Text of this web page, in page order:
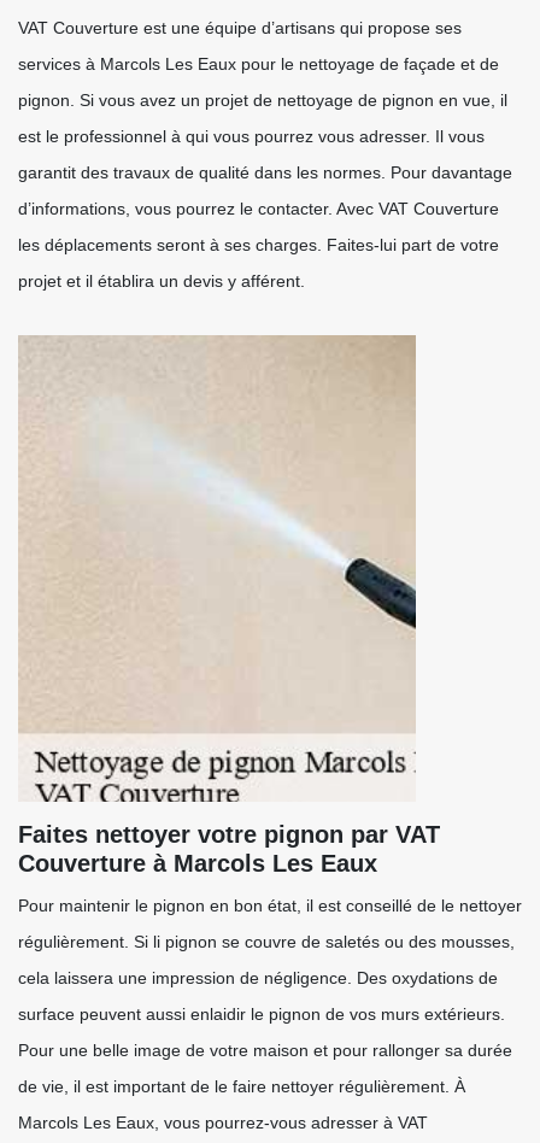
VAT Couverture est une équipe d’artisans qui propose ses
services à Marcols Les Eaux pour le nettoyage de façade et de
pignon. Si vous avez un projet de nettoyage de pignon en vue, il
est le professionnel à qui vous pourrez vous adresser. Il vous
garantit des travaux de qualité dans les normes. Pour davantage
d’informations, vous pourrez le contacter. Avec VAT Couverture
les déplacements seront à ses charges. Faites-lui part de votre
projet et il établira un devis y afférent.
Faites nettoyer votre pignon par VAT
Couverture à Marcols Les Eaux
Pour maintenir le pignon en bon état, il est conseillé de le nettoyer
régulièrement. Si li pignon se couvre de saletés ou des mousses,
cela laissera une impression de négligence. Des oxydations de
surface peuvent aussi enlaidir le pignon de vos murs extérieurs.
Pour une belle image de votre maison et pour rallonger sa durée
de vie, il est important de le faire nettoyer régulièrement. À
Marcols Les Eaux, vous pourrez-vous adresser à VAT